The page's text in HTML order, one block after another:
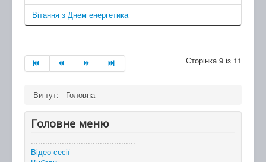
Вітання з Днем енергетика
Сторінка 9 із 11
Ви тут: Головна
Головне меню
............................................
Відео сесії